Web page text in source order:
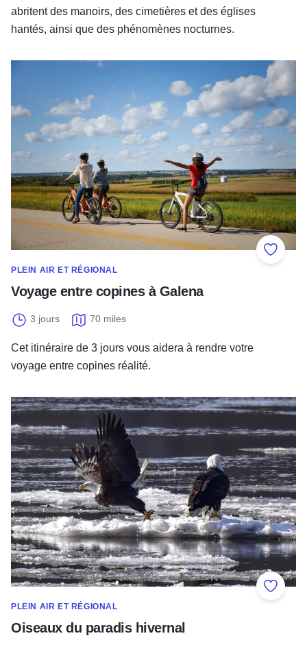
abritent des manoirs, des cimetières et des églises
hantés, ainsi que des phénomènes nocturnes.
PLEIN AIR ET RÉGIONAL
Voyage entre copines à Galena
3 jours 70 miles
Cet itinéraire de 3 jours vous aidera à rendre votre
voyage entre copines réalité.
Voyage entre copines à Galena
PLEIN AIR ET RÉGIONAL
Oiseaux du paradis hivernal
Oiseaux du paradis hivernal